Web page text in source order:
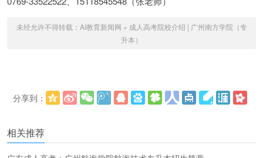
未经允许不得转载： AI教育新闻网 » 成人高考院校介绍 | 广州南方学院（专
升本）
分享到：
相关推荐